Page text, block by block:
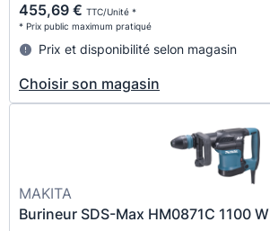
455,69 € TTC/Unité *
* Prix public maximum pratiqué
Prix et disponibilité selon magasin
Choisir son magasin
MAKITA
Burineur SDS-Max HM0871C 1100 W